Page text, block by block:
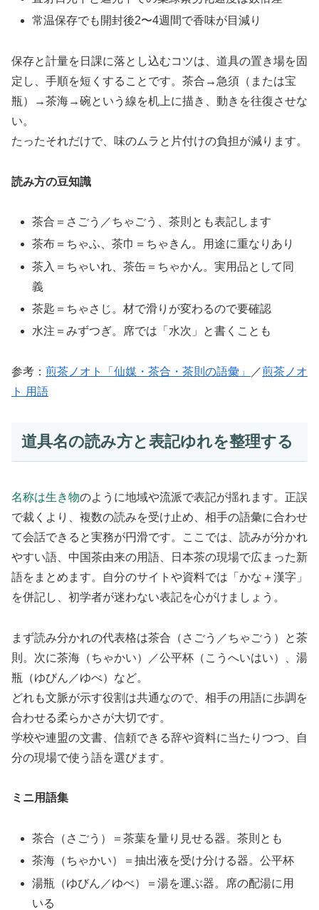
常温保存でも開封後2〜4週間で香味が目減り
保存と計量を日課に落とし込むコツは、道具の置き場を固
定し、手順を短くすることです。茶合→急須（または宝
瓶）→茶海→碗という線を机上に描き、動きを往復させな
い。
たったそれだけで、味のムラと片付けの負担が減ります。
読み方の豆知識
茶合＝さごう／ちゃごう、茶則とも表記します
茶布＝ちゃふ、茶巾＝ちゃきん。用途に重なりあり
茶入＝ちゃいれ、茶缶＝ちゃかん。実用品として同
義
茶匙＝ちゃさじ。材で滑りが変わるので要確認
水注＝みずつぎ。席では「水次」と書くことも
参考： 煎茶ノオト「仙媒・茶合・茶則の語彙」 ／煎茶ノオ
ト 用語
道具名の読み方と表記ゆれを整理する
名称は生き物のように地域や流派で表記が揺れます。正誤
で裁くより、複数の読みを受け止め、相手の語彙に合わせ
て会話できると実務が円滑です。ここでは、読みが分かれ
やすい語、中国茶由来の用語、日本茶の現場で広まった新
語をまとめます。自分のサイトや資料では「かな＋漢字」
を併記し、初学者が迷わない表記を心がけましょう。
まず読み分かれの代表格は茶合（さごう／ちゃごう）と茶
則。次に茶海（ちゃかい）／公平杯（こうへいはい）、湯
瓶（ゆびん／ゆべ）など。
どれも文脈が示す役割は共通なので、相手の用語に歩調を
合わせる柔らかさが大切です。
学校や連盟の文書、信頼できる辞や資料に当たりつつ、自
分の現場で使う語を選びます。
ミニ用語集
茶合（さごう）＝茶葉を量り見せる器。茶則とも
茶海（ちゃかい）＝抽出液を受け分ける器。公平杯
湯瓶（ゆびん／ゆべ）＝湯を運ぶ器。席の配湯に用
いる